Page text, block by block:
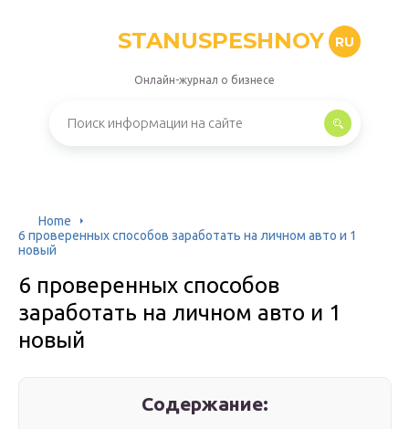
STANUSPESHNOY RU
Онлайн-журнал о бизнесе
Home
6 проверенных способов заработать на личном авто и 1
новый
6 проверенных способов
заработать на личном авто и 1
новый
Содержание: